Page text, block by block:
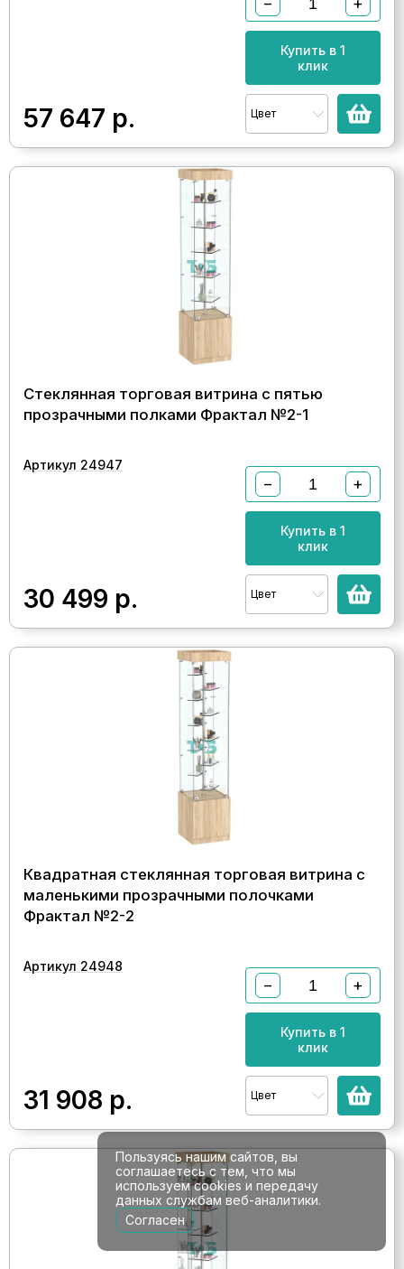
57 647 р.
Купить в 1
клик
Цвет
Стеклянная торговая витрина с пятью
прозрачными полками Фрактал №2-1
Артикул 24947
30 499 р.
− +
Купить в 1
клик
Цвет
Квадратная стеклянная торговая витрина с
маленькими прозрачными полочками
Фрактал №2-2
Артикул 24948
31 908 р.
− +
Купить в 1
клик
Цвет
Пользуясь нашим сайтов, вы
соглашаетесь с тем, что мы
используем cookies и передачу
данных службам веб-аналитики.
Согласен